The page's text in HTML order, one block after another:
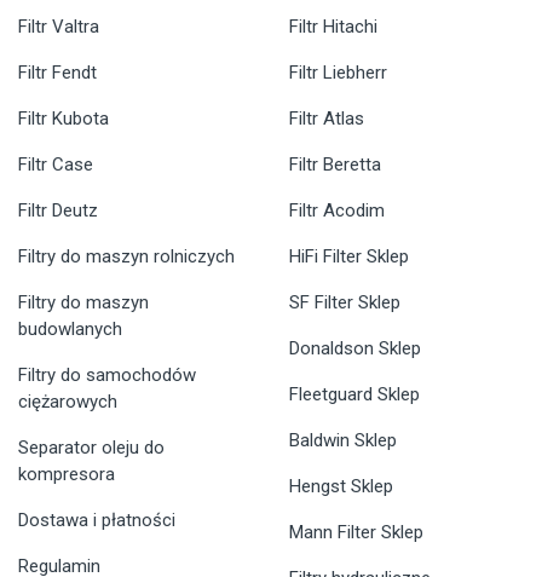
Filtr Valtra
Filtr Fendt
Filtr Kubota
Filtr Case
Filtr Deutz
Filtr Hitachi
Filtr Liebherr
Filtr Atlas
Filtr Beretta
Filtr Acodim
Filtry do maszyn rolniczych
Filtry do maszyn
budowlanych
Filtry do samochodów
ciężarowych
Separator oleju do
kompresora
Dostawa i płatności
Regulamin
HiFi Filter Sklep
SF Filter Sklep
Donaldson Sklep
Fleetguard Sklep
Baldwin Sklep
Hengst Sklep
Mann Filter Sklep